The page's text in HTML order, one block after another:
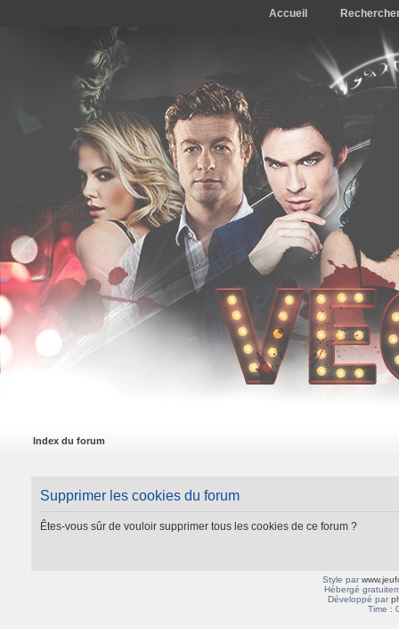
Accueil
Index du forum
Supprimer les cookies du forum
Êtes-vous sûr de vouloir supprimer tous les cookies de ce forum ?
Style par
Hébergé
Développé par
Time :